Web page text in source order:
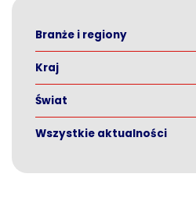
Branże i regiony
Kraj
Świat
Wszystkie aktualności